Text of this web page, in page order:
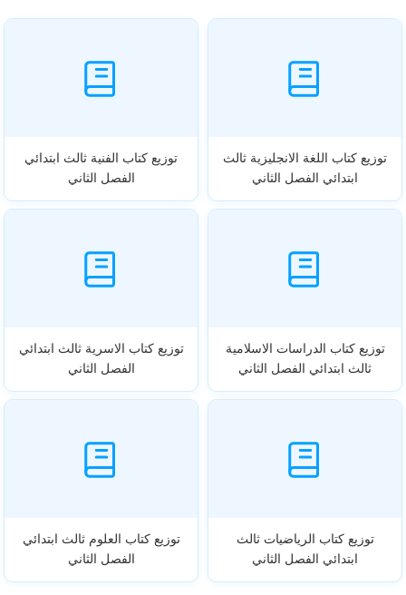
توزيع كتاب اللغة الانجليزية ثالث
ابتدائي الفصل الثاني
توزيع كتاب الفنية ثالث ابتدائي
الفصل الثاني
توزيع كتاب الدراسات الاسلامية
ثالث ابتدائي الفصل الثاني
توزيع كتاب الاسرية ثالث ابتدائي
الفصل الثاني
توزيع كتاب الرياضيات ثالث
ابتدائي الفصل الثاني
توزيع كتاب العلوم ثالث ابتدائي
الفصل الثاني